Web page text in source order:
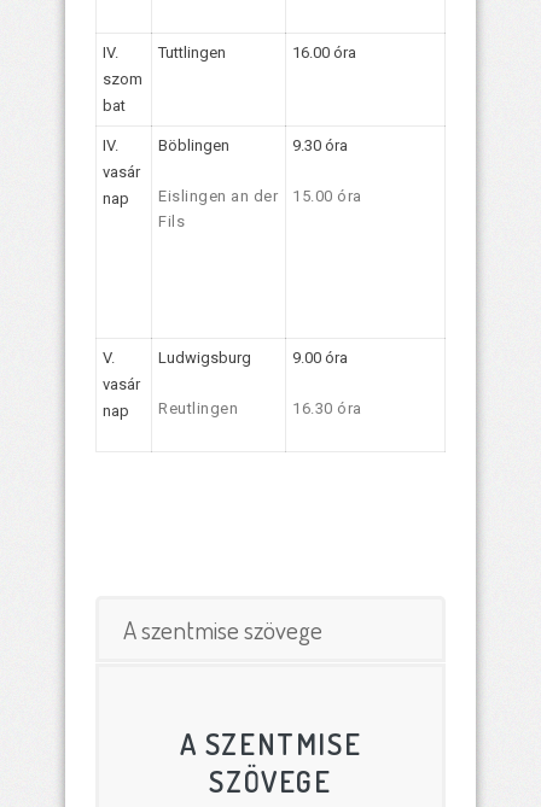
IV.
szom
bat
Tuttlingen 16.00 óra
IV.
vasár
nap
Böblingen
Eislingen an der
Fils
9.30 óra
15.00 óra
V.
vasár
nap
Ludwigsburg
Reutlingen
9.00 óra
16.30 óra
A szentmise szövege
A SZENTMISE
SZÖVEGE